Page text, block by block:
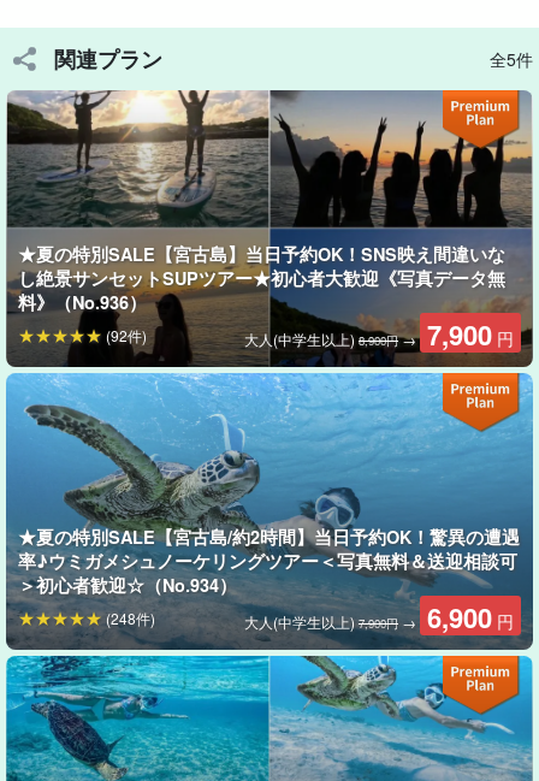
透明度抜群の海でシュノーケリング☆
当日ガイドが、ウミガメに遭遇率の高いベストスポットを選定し
お客様をご案内させて頂きます。
ウミガメ以外にもカラフルな魚やサンゴも多数生息しており、一
緒に宮古島の海を満喫しましょう♪
夕方の隙間時間を有効活用しよう！
はじめは座って、慣れてきたら立ってSUPを漕げば、想像以上に
スイスイ進む爽快感を感じられます！
関連プラン 全5件
★夏の特別SALE【宮古島】当日予約OK！SNS映え間違いな
し絶景サンセットSUPツアー★初心者大歓迎《写真データ無
料》（No.936）
大人(中学生以上) 8,900円→ 7,900 円
(92件)
★夏の特別SALE【宮古島/約2時間】当日予約OK！驚異の遭遇
率♪ウミガメシュノーケリングツアー＜写真無料＆送迎相談可
＞初心者歓迎☆（No.934）
大人(中学生以上) 7,900円 → 6,900 円
(248件)